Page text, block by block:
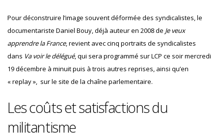
Pour déconstruire l’image souvent déformée des syndicalistes, le
documentariste Daniel Bouy, déjà auteur en 2008 de Je veux
apprendre la France, revient avec cinq portraits de syndicalistes
dans Va voir le délégué, qui sera programmé sur LCP ce soir mercredi
19 décembre à minuit puis à trois autres reprises, ainsi qu’en
« replay », sur le site de la chaîne parlementaire.
Les coûts et satisfactions du
militantisme